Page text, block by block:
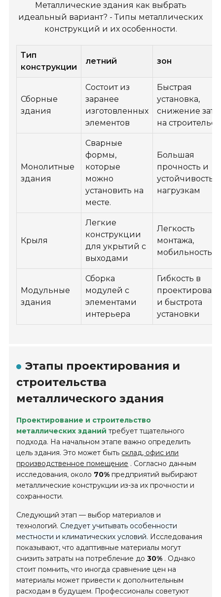
Металлические здания как выбрать
идеальный вариант? - Типы металлических
конструкций и их особенности.
Тип
конструкции
летний зон
Сборные
здания
Состоит из
заранее
изготовленных
элементов
Быстрая
установка,
снижение
на
Монолитные
здания
Сварные
формы,
которые
можно
установить на
месте.
Большая
прочность и
устойчивость к
нагрузкам
Крыля
Легкие
конструкции
для укрытий с
выходами
Легкость
монтажа,
мобильность
Модульные
здания
Сборка
модулей с
элементами
интерьера
Гибкость в
и быстрота
установки
Этапы проектирования и
строительства
металлического здания
Проектирование и строительство
металлических зданий требует тщательного
подхода. На начальном этапе важно определить
цель здания. Это может быть склад, офис или
производственное помещение . Согласно данным
исследования, около 70% предприятий выбирают
металлические конструкции из-за их прочности и
сохранности.
Следующий этап — выбор материалов и
технологий. Следует учитывать особенности
местности и климатических условий. Исследования
показывают, что адаптивные материалы могут
снизить затраты на потребление до30% . Однако
стоит помнить, что иногда сравнение цен на
материалы может привести к дополнительным
расходам в будущем. Профессионалы советуют